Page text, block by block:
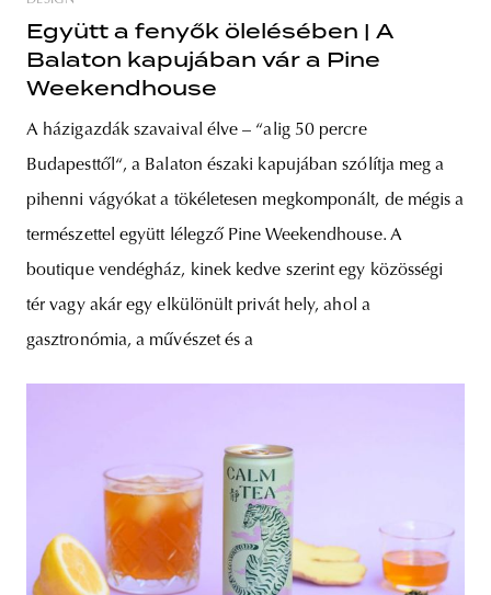
Együtt a fenyők ölelésében | A
Balaton kapujában vár a Pine
Weekendhouse
A házigazdák szavaival élve – “alig 50 percre
Budapesttől“, a Balaton északi kapujában szólítja meg a
pihenni vágyókat a tökéletesen megkomponált, de mégis a
természettel együtt lélegző Pine Weekendhouse. A
boutique vendégház, kinek kedve szerint egy közösségi
tér vagy akár egy elkülönült privát hely, ahol a
gasztronómia, a művészet és a